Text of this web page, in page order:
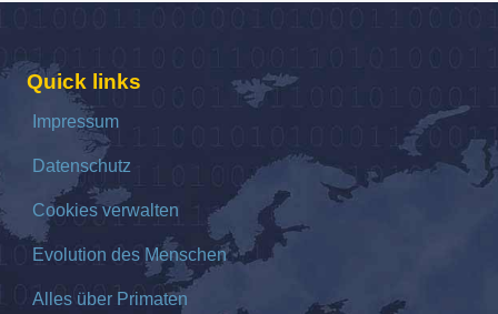
Quick links
Impressum
Datenschutz
Cookies verwalten
Evolution des Menschen
Alles über Primaten